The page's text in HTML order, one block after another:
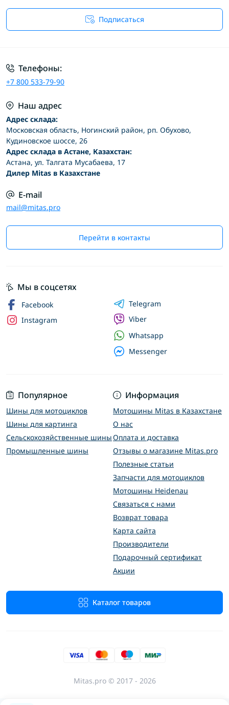
Подписаться
Телефоны:
+7 800 533-79-90
Наш адрес
Адрес склада:
Московская область, Ногинский район, рп. Обухово,
Кудиновское шоссе, 26
Адрес склада в Астане, Казахстан:
Астана, ул. Талгата Мусабаева, 17
Дилер Mitas в Казахстане
E-mail
mail@mitas.pro
Перейти в контакты
Популярное
Шины для мотоциклов
Шины для картинга
Сельскохозяйственные шины
Промышленные шины
Информация
Мотошины Mitas в Казахстане
О нас
Оплата и доставка
Отзывы о магазине Mitas.pro
Полезные статьи
Запчасти для мотоциклов
Мотошины Heidenau
Связаться с нами
Возврат товара
Карта сайта
Производители
Подарочный сертификат
Акции
Каталог товаров
Мы в соцсетях
Facebook
Instagram
Telegram
Viber
Whatsapp
Messenger
Mitas.pro © 2017 - 2026